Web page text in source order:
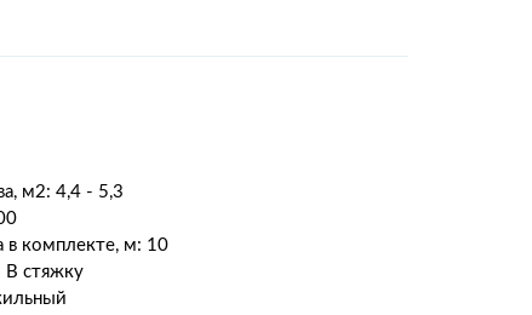
м2: 4,4 - 5,3
в комплекте, м: 10
В стяжку